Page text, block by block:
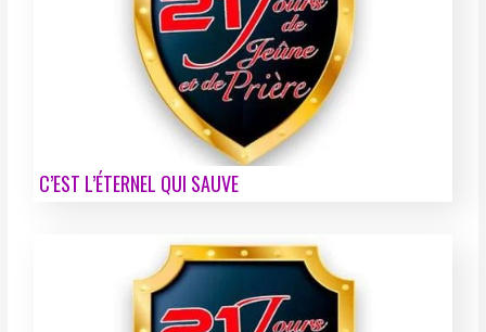
C’EST L’ÉTERNEL QUI SAUVE